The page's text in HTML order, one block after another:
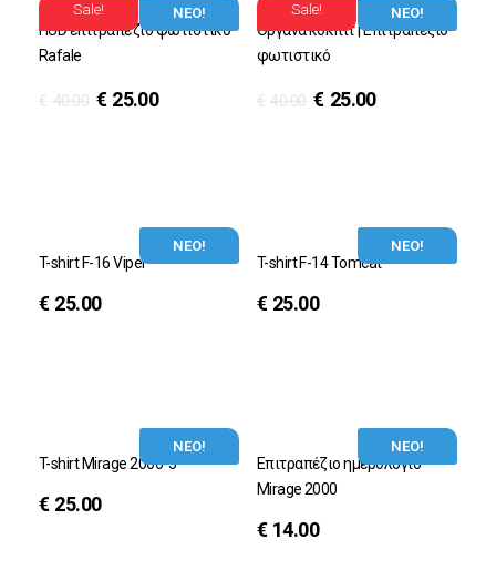
Sale! ΝΕΟ!
HUD επιτραπέζιο φωτιστικό
Rafale
€ 40.00 € 25.00
Sale! ΝΕΟ!
Oργανα κόκπιτ | Eπιτραπέζιο
φωτιστικό
€ 40.00 € 25.00
ΝΕΟ!
T-shirt F-16 Viper
€ 25.00
ΝΕΟ!
T-shirt F-14 Tomcat
€ 25.00
ΝΕΟ!
T-shirt Mirage 2000-5
€ 25.00
ΝΕΟ!
Επιτραπέζιο ημερολόγιο
Μirage 2000
€ 14.00